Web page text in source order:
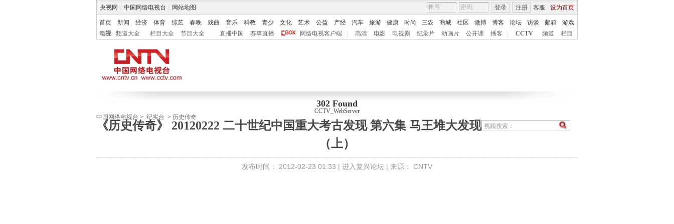
央视网 中国网络电视台 网站地图 客服 设为首页
登录 注册
首页 新闻 经济 体育 综艺 春晚 戏曲 音乐 科教 青少 文化 艺术 公益 产经 汽车 旅游 健康 时尚 三农 商城 社区 微博 博客 论坛 访谈 邮箱
游戏
电视
频道大全 栏目大全 节目大全 直播中国 赛事直播 网络电视客户端 高清 电影 电视剧 纪录片 动画片 公开课 播客 CCTV 频道 栏目
302 Found
CCTV_WebServer
中国网络电视台 > 纪实台 > 历史传奇
《历史传奇》 20120222 二十世纪中国重大考古发现 第六集 马王堆大发现
（上）
发布时间： 2012-02-23 01:33 | 进入复兴论坛 | 来源： CNTV